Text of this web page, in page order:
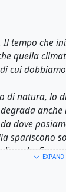
Il tempo che
quella
cui
di natura, lo
dove
spariscono
suolo.
dalle
EXPAND